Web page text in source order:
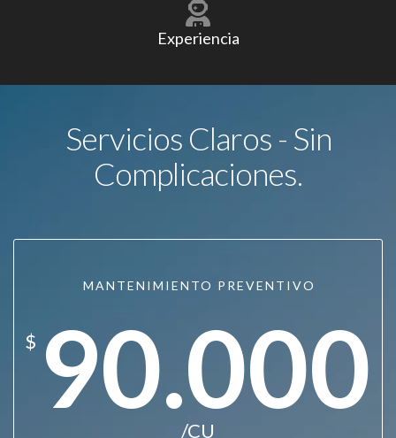
Experiencia
Servicios Claros - Sin
Complicaciones.
MANTENIMIENTO PREVENTIVO
$ 90.000
/CU